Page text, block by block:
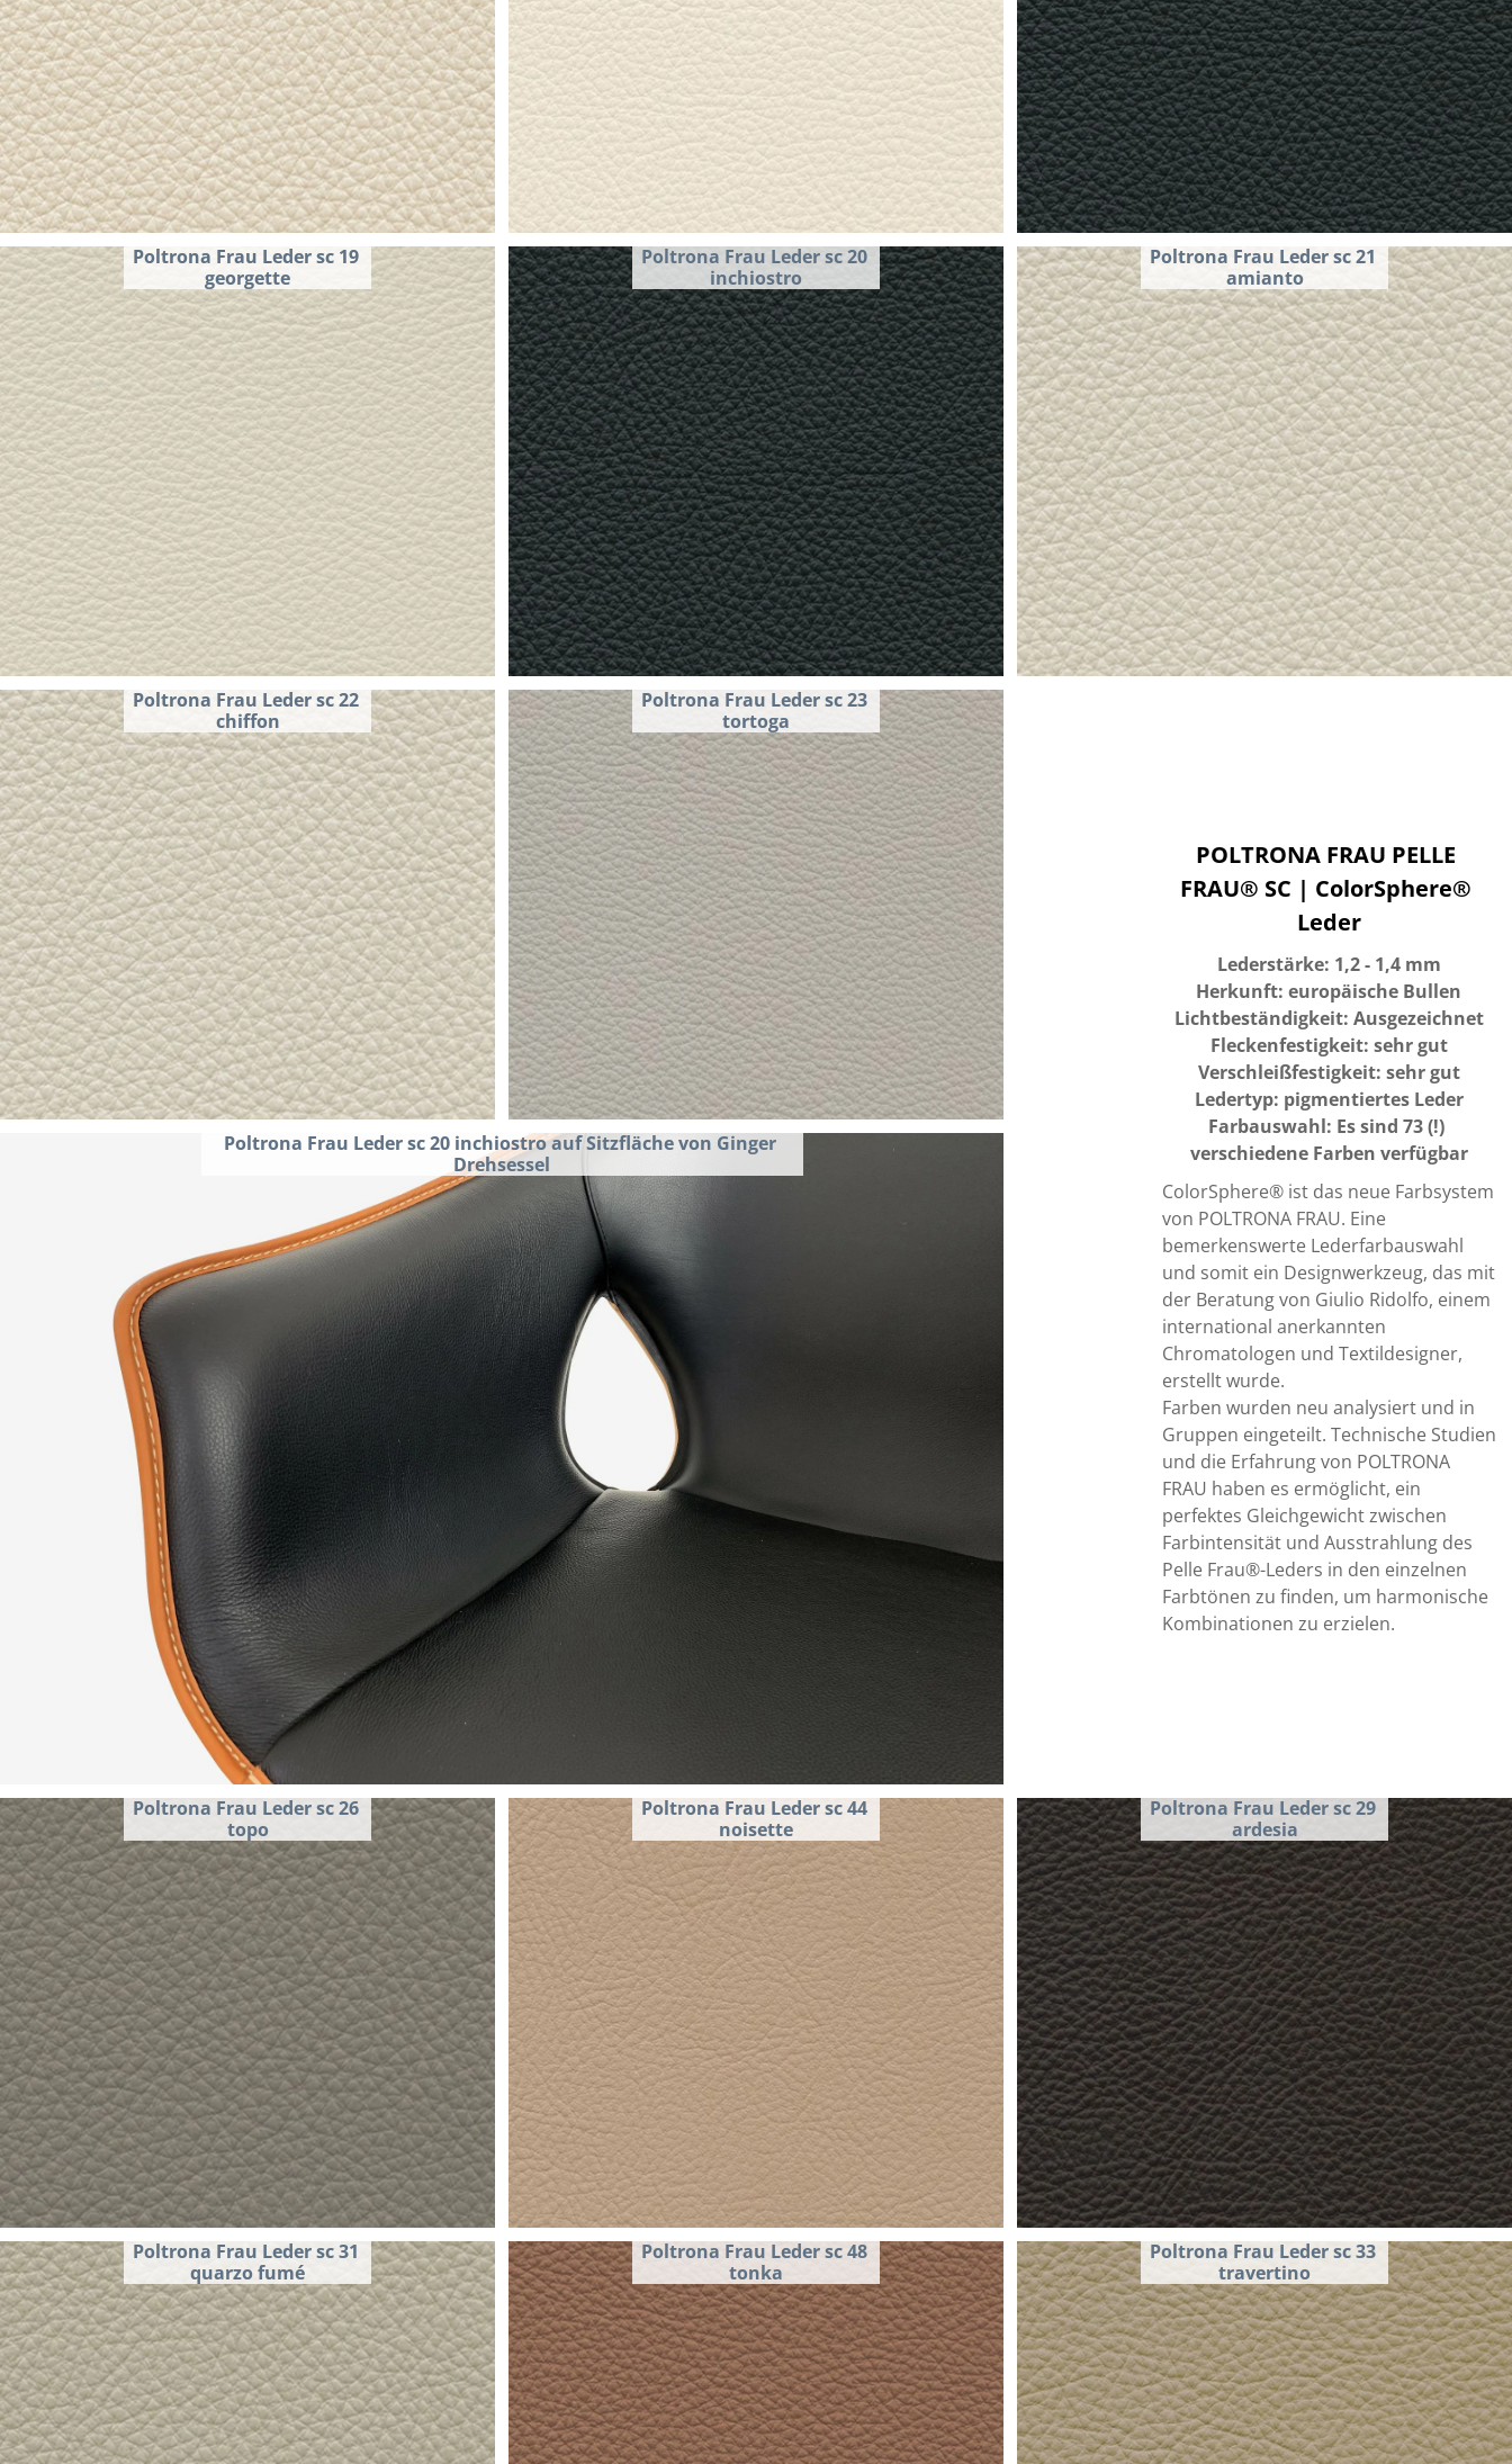
Poltrona Frau Leder sc 23
tortoga
Poltrona Frau Leder sc 22
chiffon
Poltrona Frau Leder sc 19
georgette
POLTRONA FRAU PELLE
FRAU® SC | ColorSphere®
Leder
Lederstärke: 1,2 - 1,4 mm
Herkunft: europäische Bullen
Lichtbeständigkeit: Ausgezeichnet
Fleckenfestigkeit: sehr gut
Verschleißfestigkeit: sehr gut
Ledertyp: pigmentiertes Leder
Farbauswahl: Es sind 73 (!)
verschiedene Farben verfügbar
ColorSphere® ist das neue Farbsystem
von POLTRONA FRAU. Eine
bemerkenswerte Lederfarbauswahl
und somit ein Designwerkzeug, das mit
der Beratung von Giulio Ridolfo, einem
international anerkannten
Chromatologen und Textildesigner,
erstellt wurde.
Farben wurden neu analysiert und in
Gruppen eingeteilt. Technische Studien
und die Erfahrung von POLTRONA
FRAU haben es ermöglicht, ein
perfektes Gleichgewicht zwischen
Farbintensität und Ausstrahlung des
Pelle Frau®-Leders in den einzelnen
Farbtönen zu finden, um harmonische
Kombinationen zu erzielen.
Poltrona Frau Leder sc 20 inchiostro auf Sitzfläche von Ginger
Drehsessel
Poltrona Frau Leder sc 20
inchiostro
Poltrona Frau Leder sc 21
amianto
Poltrona Frau Leder sc 44
noisette
Poltrona Frau Leder sc 29
ardesia
Poltrona Frau Leder sc 26
topo
Poltrona Frau Leder sc 33
travertino
Poltrona Frau Leder sc 48
tonka
Poltrona Frau Leder sc 31
quarzo fumé